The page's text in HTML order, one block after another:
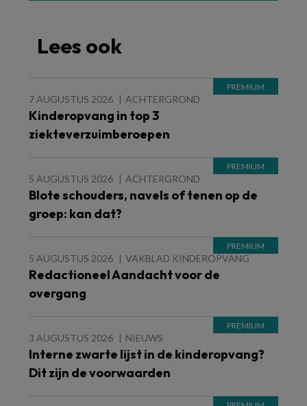
Lees ook
7 AUGUSTUS 2026 ACHTERGROND
Kinderopvang in top 3
ziekteverzuimberoepen
5 AUGUSTUS 2026 ACHTERGROND
Blote schouders, navels of tenen op de
groep: kan dat?
5 AUGUSTUS 2026 VAKBLAD KINDEROPVANG
Redactioneel Aandacht voor de
overgang
3 AUGUSTUS 2026 NIEUWS
Interne zwarte lijst in de kinderopvang?
Dit zijn de voorwaarden